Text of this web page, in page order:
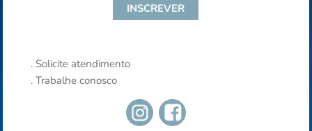
. Solicite atendimento
.Trabalhe conosco